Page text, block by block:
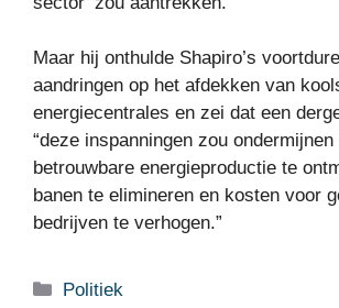
Maar hij onthulde Shapiro’s
aandringen op het afdekken van
energiecentrales en zei dat een
“deze inspanningen zou ondermijnen
betrouwbare energieproductie te
banen te elimineren en kosten voor
bedrijven te verhogen.”
Categorieën
Politiek